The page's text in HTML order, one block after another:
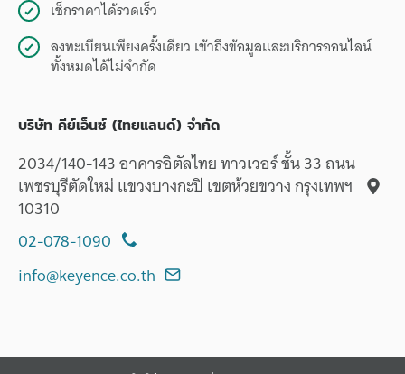
เช็กราคาได้รวดเร็ว
ลงทะเบียนเพียงครั้งเดียว เข้าถึงข้อมูลและบริการออนไลน์
ทั้งหมดได้ไม่จำกัด
บริษัท คีย์เอ็นซ์ (ไทยแลนด์) จำกัด
2034/140-143 อาคารอิตัลไทย ทาวเวอร์ ชั้น 33 ถนน
เพชรบุรีตัดใหม่ แขวงบางกะปิ เขตห้วยขวาง กรุงเทพฯ
10310
02-078-1090
info@keyence.co.th